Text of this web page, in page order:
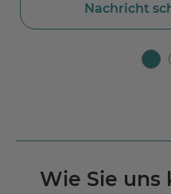
Nachricht
Wie Sie